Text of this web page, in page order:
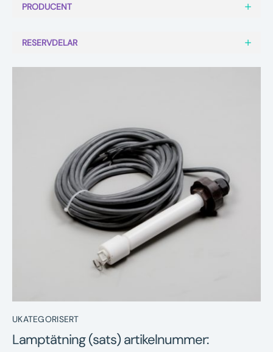
Underhållstips
Kontakt
PRODUCENT
RESERVDELAR
UKATEGORISERT
Lamptätning (sats) artikelnummer: